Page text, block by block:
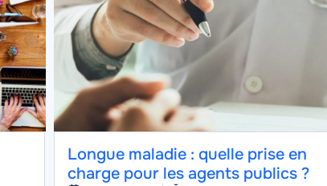
Longue maladie : quelle prise en
charge pour les agents publics ?